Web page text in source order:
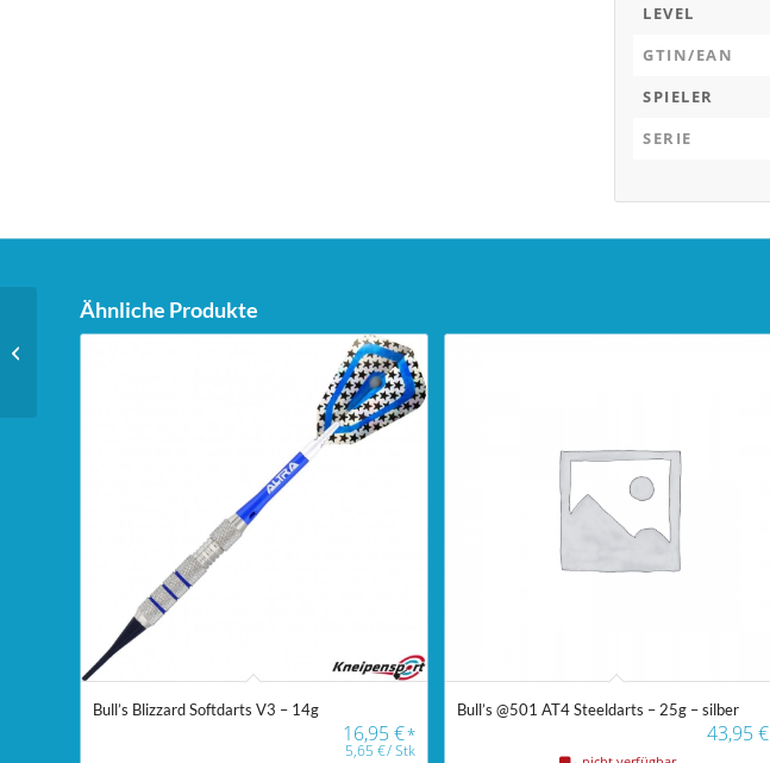
LEVEL
GTIN/EAN
SPIELER
SERIE
Ähnliche Produkte
Bull’s Blizzard Softdarts V3 – 14g
16,95€*
5,65€/Stk
Bull’s @501 AT4 Steeldarts – 25g – silber
43,95€
Unicorn Dartstand Tri-